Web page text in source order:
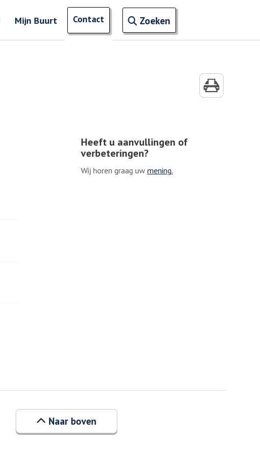
Mijn Buurt Contact ZoekenOpen zoekveld
Zoeken naar ingevoerde termen
Heeft u aanvullingen of
verbeteringen?
Wij horen graag uw mening.
Naar boven